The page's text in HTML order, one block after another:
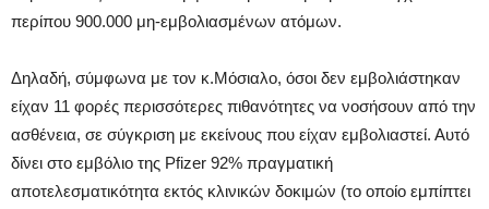
περίπου 900.000 μη-εμβολιασμένων ατόμων.
Δηλαδή, σύμφωνα με τον κ.Μόσιαλο, όσοι δεν εμβολιάστηκαν
είχαν 11 φορές περισσότερες πιθανότητες να νοσήσουν από την
ασθένεια, σε σύγκριση με εκείνους που είχαν εμβολιαστεί. Αυτό
δίνει στο εμβόλιο της Pfizer 92% πραγματική
αποτελεσματικότητα εκτός κλινικών δοκιμών (το οποίο εμπίπτει